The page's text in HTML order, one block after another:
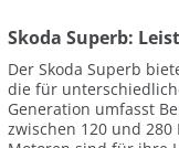
Skoda Superb:
Der Skoda Superb
die für
Generation umfasst
zwischen 120 und 280